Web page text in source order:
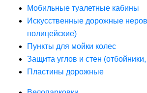
Мобильные туалетные кабины
Искусственные дорожные
полицейские)
Пункты для мойки колес
Защита углов и стен
Пластины дорожные